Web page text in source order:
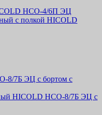
с полкой HICOLD
HICOLD НСО-8/7Б ЭЦ с